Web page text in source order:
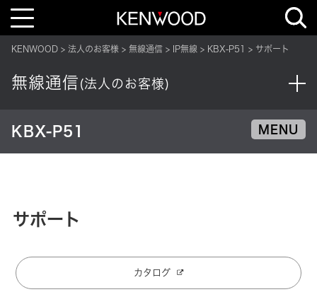
T
l
a
v
o
KENWOOD 法人のお客様 無線通信 IP無線 KBX-P51 サポート
無線通信 (法人のお客様)
KBX-P51 MENU
サポート
カタログ